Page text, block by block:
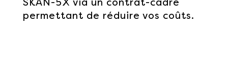
permettant de réduire vos coûts.